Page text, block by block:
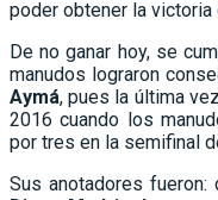
De no ganar hoy, se
Aymá , pues la última
2016 cuando los
por tres en la semifinal
Sus anotadores